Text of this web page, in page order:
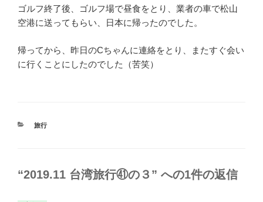
ゴルフ終了後、ゴルフ場で昼食をとり、業者の車で松山
空港に送ってもらい、日本に帰ったのでした。
帰ってから、昨日のCちゃんに連絡をとり、またすぐ会い
に行くことにしたのでした（苦笑）
カ
旅行
“2019.11 台湾旅行㊶の３” への1件の返信